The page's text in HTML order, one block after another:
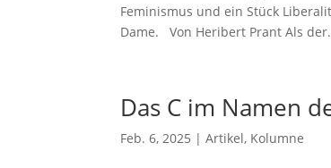
Feminismus und ein Stück
Dame. Von Heribert Prant Als
Das C im Namen
Feb. 6, 2025 |Artikel, Kolumne